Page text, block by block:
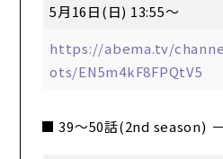
5月16日(日) 13:55～
https://abema.tv/
ots/EN5m4kF8FPQtV5
■ 39～50話(2nd season)